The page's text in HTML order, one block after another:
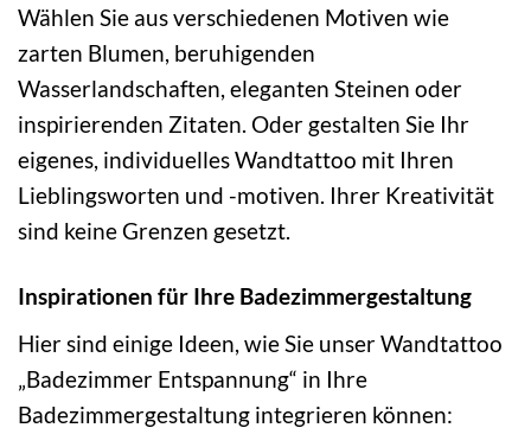
Wählen Sie aus verschiedenen Motiven wie
zarten Blumen, beruhigenden
Wasserlandschaften, eleganten Steinen oder
inspirierenden Zitaten. Oder gestalten Sie Ihr
eigenes, individuelles Wandtattoo mit Ihren
Lieblingsworten und -motiven. Ihrer Kreativität
sind keine Grenzen gesetzt.
Inspirationen für Ihre Badezimmergestaltung
Hier sind einige Ideen, wie Sie unser Wandtattoo
„Badezimmer Entspannung“ in Ihre
Badezimmergestaltung integrieren können: